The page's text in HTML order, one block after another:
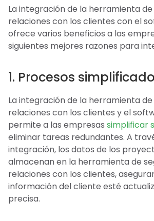
La integración de la herramienta
relaciones con los clientes con el
ofrece varios beneficios a las
siguientes mejores razones para
1. Procesos
La integración de la herramienta
relaciones con los clientes y el
permite a las empresas simplificar
eliminar tareas redundantes. A
integración, los datos de los
almacenan en la herramienta de
relaciones con los clientes,
información del cliente esté
precisa.